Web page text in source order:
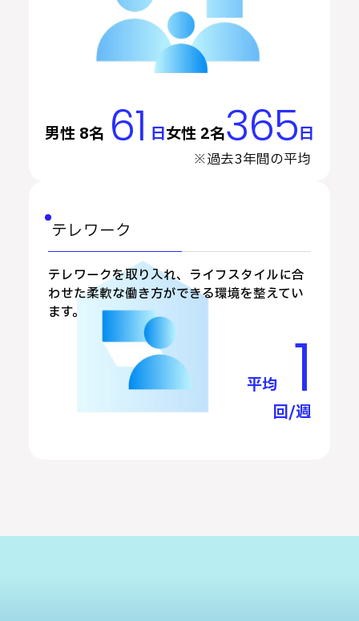
男性 8名 61 日女性 2名365日
※過去3年間の平均
テレワーク
テレワークを取り入れ、ライフスタイルに合
わせた柔軟な働き方ができる環境を整えてい
ます。
平均 1
回/週